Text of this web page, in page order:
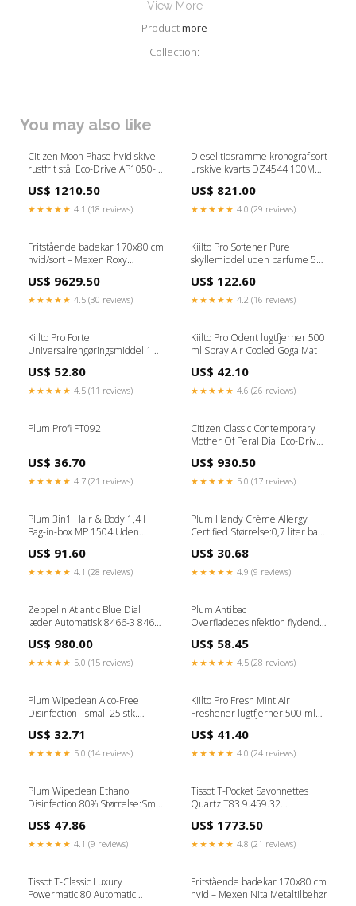
View More
Productmore
Collection:
You may also like
Citizen Moon Phase hvid skive
rustfrit stål Eco-Drive AP1050-
US$ 1210.50
★★★★★ 4.1 (18 reviews)
Diesel tidsramme kronograf sort
urskive kvarts DZ4544 100M
US$ 821.00
★★★★★ 4.0 (29 reviews)
Fritstående badekar 170x80 cm
hvid/sort – Mexen Roxy
US$ 9629.50
★★★★★ 4.5 (30 reviews)
Kiilto Pro Softener Pure
skyllemiddel uden parfume 5
US$ 122.60
★★★★★ 4.2 (16 reviews)
Kiilto Pro Forte
Universalrengøringsmiddel 1
US$ 52.80
★★★★★ 4.5 (11 reviews)
Kiilto Pro Odent lugtfjerner 500
ml Spray Air Cooled Goga Mat
US$ 42.10
★★★★★ 4.6 (26 reviews)
Plum Profi FT092
US$ 36.70
★★★★★ 4.7 (21 reviews)
Citizen Classic Contemporary
Mother Of Peral Dial Eco-Drive
US$ 930.50
★★★★★ 5.0 (17 reviews)
Plum 3in1 Hair & Body 1,4 l
Bag-in-box MP 1504 Uden
US$ 91.60
★★★★★ 4.1 (28 reviews)
Plum Handy Crème Allergy
Certified Størrelse:0,7 liter bag-
US$ 30.68
★★★★★ 4.9 (9 reviews)
Zeppelin Atlantic Blue Dial
læder Automatisk 8466-3 84663
US$ 980.00
★★★★★ 5.0 (15 reviews)
Plum Antibac
Overfladedesinfektion flydende
US$ 58.45
★★★★★ 4.5 (28 reviews)
Plum Wipeclean Alco-Free
Disinfection - small 25 stk.
US$ 32.71
★★★★★ 5.0 (14 reviews)
Kiilto Pro Fresh Mint Air
Freshener lugtfjerner 500 ml
US$ 41.40
★★★★★ 4.0 (24 reviews)
Plum Wipeclean Ethanol
Disinfection 80% Størrelse:Small
US$ 47.86
★★★★★ 4.1 (9 reviews)
Tissot T-Pocket Savonnettes
Quartz T83.9.459.32
Touch watches
US$ 1773.50
★★★★★ 4.8 (21 reviews)
Tissot T-Classic Luxury
Powermatic 80 Automatic
Fritstående badekar 170x80 cm
hvid – Mexen Nita Metaltilbehør